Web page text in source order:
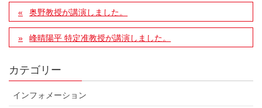
奥野教授が講演しました。
峰晴陽平 特定准教授が講演しました。
カテゴリー
インフォメーション